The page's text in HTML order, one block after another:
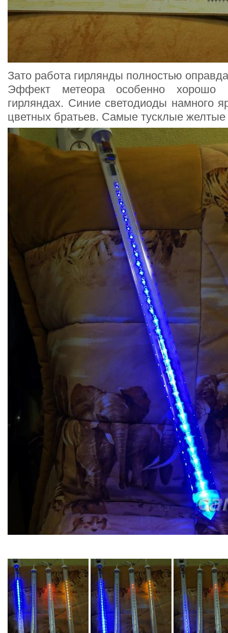
Зато работа гирлянды полностью
Эффект метеора особенно хорошо
гирляндах. Синие светодиоды намного
цветных братьев. Самые тусклые